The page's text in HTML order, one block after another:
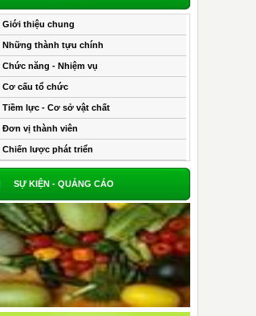
Giới thiệu chung
Những thành tựu chính
Chức năng - Nhiệm vụ
Cơ cấu tổ chức
Tiềm lực - Cơ sở vật chất
Đơn vị thành viên
Chiến lược phát triển
SỰ KIỆN - QUẢNG CÁO